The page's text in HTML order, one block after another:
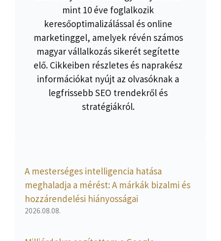
mint 10 éve foglalkozik
keresőoptimalizálással és online
marketinggel, amelyek révén számos
magyar vállalkozás sikerét segítette
elő. Cikkeiben részletes és naprakész
információkat nyújt az olvasóknak a
legfrissebb SEO trendekről és
stratégiákról.
A mesterséges intelligencia hatása
meghaladja a mérést: A márkák bizalmi és
hozzárendelési hiányosságai
2026.08.08.